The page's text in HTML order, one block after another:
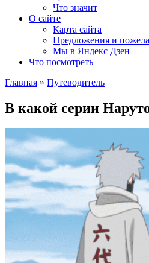
Что значит
О сайте
Карта сайта
Предложения и
Мы в Яндекс Дзен
Что посмотреть
Главная » Путеводитель
В какой серии